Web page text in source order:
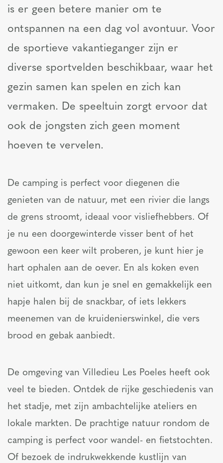
is er geen betere manier om te
ontspannen na een dag vol avontuur. Voor
de sportieve vakantieganger zijn er
diverse sportvelden beschikbaar, waar het
gezin samen kan spelen en zich kan
vermaken. De speeltuin zorgt ervoor dat
ook de jongsten zich geen moment
hoeven te vervelen.
De camping is perfect voor diegenen die
genieten van de natuur, met een rivier die langs
de grens stroomt, ideaal voor visliefhebbers. Of
je nu een doorgewinterde visser bent of het
gewoon een keer wilt proberen, je kunt hier je
hart ophalen aan de oever. En als koken even
niet uitkomt, dan kun je snel en gemakkelijk een
hapje halen bij de snackbar, of iets lekkers
meenemen van de kruidenierswinkel, die vers
brood en gebak aanbiedt.
De omgeving van Villedieu Les Poeles heeft ook
veel te bieden. Ontdek de rijke geschiedenis van
het stadje, met zijn ambachtelijke ateliers en
lokale markten. De prachtige natuur rondom de
camping is perfect voor wandel- en fietstochten.
Of bezoek de indrukwekkende kustlijn van